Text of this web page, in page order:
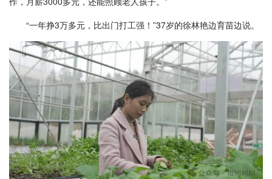
“一年挣3万多元，比出门打工强！”37岁的徐林艳边育苗边说。